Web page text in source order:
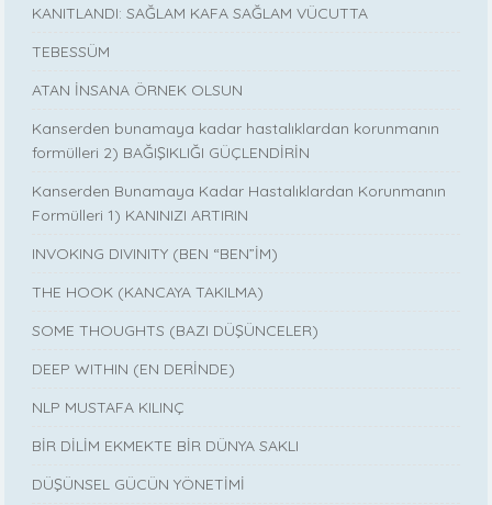
KANITLANDI: SAĞLAM KAFA SAĞLAM VÜCUTTA
TEBESSÜM
ATAN İNSANA ÖRNEK OLSUN
Kanserden bunamaya kadar hastalıklardan korunmanın
formülleri 2) BAĞIŞIKLIĞI GÜÇLENDİRİN
Kanserden Bunamaya Kadar Hastalıklardan Korunmanın
Formülleri 1) KANINIZI ARTIRIN
INVOKING DIVINITY (BEN “BEN”İM)
THE HOOK (KANCAYA TAKILMA)
SOME THOUGHTS (BAZI DÜŞÜNCELER)
DEEP WITHIN (EN DERİNDE)
NLP MUSTAFA KILINÇ
BİR DİLİM EKMEKTE BİR DÜNYA SAKLI
DÜŞÜNSEL GÜCÜN YÖNETİMİ